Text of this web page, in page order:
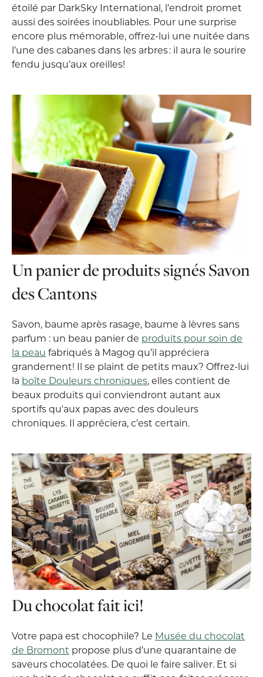
étoilé par DarkSky International, l’endroit promet
aussi des soirées inoubliables. Pour une surprise
encore plus mémorable, offrez-lui une nuitée dans
l’une des cabanes dans les arbres : il aura le sourire
fendu jusqu’aux oreilles!
Un panier de produits signés Savon
des Cantons
Savon, baume après rasage, baume à lèvres sans
parfum : un beau panier de produits pour soin de
la peau fabriqués à Magog qu’il appréciera
grandement! Il se plaint de petits maux? Offrez-lui
la boîte Douleurs chroniques, elles contient de
beaux produits qui conviendront autant aux
sportifs qu'aux papas avec des douleurs
chroniques. Il appréciera, c’est certain.
Du chocolat fait ici!
Votre papa est chocophile? Le Musée du chocolat
de Bromont propose plus d’une quarantaine de
saveurs chocolatées. De quoi le faire saliver. Et si